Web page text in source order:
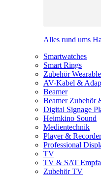
Alles rund ums
Smartwatches
Smart Rings
Zubehör
AV-Kabel &
Beamer
Beamer Zubehör
Digital Signage
Heimkino Sound
Medientechnik
Player & Recorder
Professional
TV
TV & SAT
Zubehör TV